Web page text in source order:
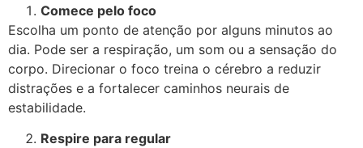
Comece pelo foco
Escolha um ponto de atenção por alguns minutos ao
dia. Pode ser a respiração, um som ou a sensação do
corpo. Direcionar o foco treina o cérebro a reduzir
distrações e a fortalecer caminhos neurais de
estabilidade.
Respire para regular